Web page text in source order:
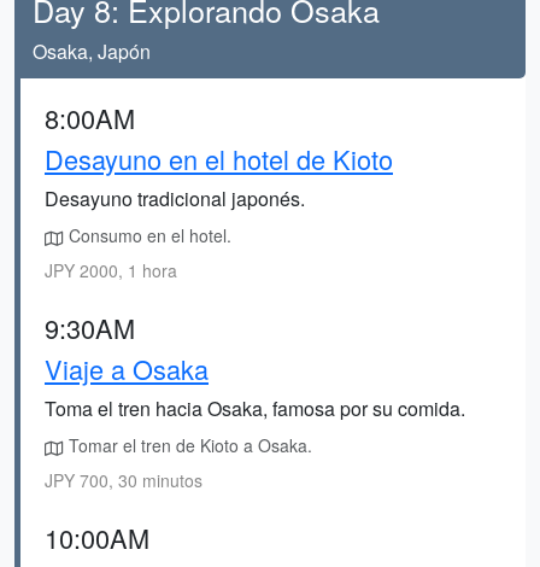
Day 8: Explorando Osaka
Osaka, Japón
8:00AM
Desayuno en el hotel de Kioto
Desayuno tradicional japonés.
Consumo en el hotel.
JPY 2000, 1 hora
9:30AM
Viaje a Osaka
Toma el tren hacia Osaka, famosa por su comida.
Tomar el tren de Kioto a Osaka.
JPY 700, 30 minutos
10:00AM